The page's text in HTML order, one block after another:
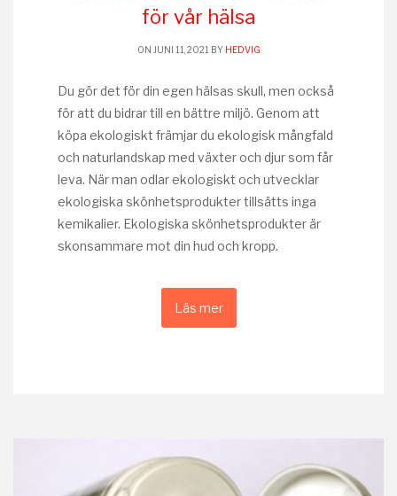
för vår hälsa
ON JUNI 11, 2021 BY HEDVIG
Du gör det för din egen hälsas skull, men också
för att du bidrar till en bättre miljö. Genom att
köpa ekologiskt främjar du ekologisk mångfald
och naturlandskap med växter och djur som får
leva. När man odlar ekologiskt och utvecklar
ekologiska skönhetsprodukter tillsätts inga
kemikalier. Ekologiska skönhetsprodukter är
skonsammare mot din hud och kropp.
Läs mer